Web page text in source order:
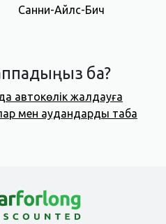
Санни-Айлс-Бич
ба?
автокөлік жалдауға
мен аудандарды таба